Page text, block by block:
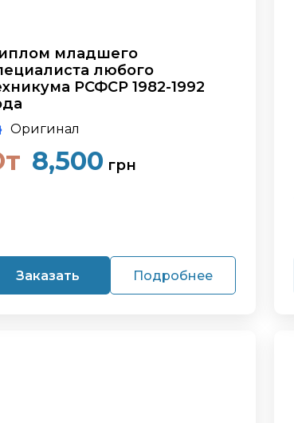
младшего
любого
РСФСР 1982-1992
Оригинал
8,500 грн
Заказать Подробнее